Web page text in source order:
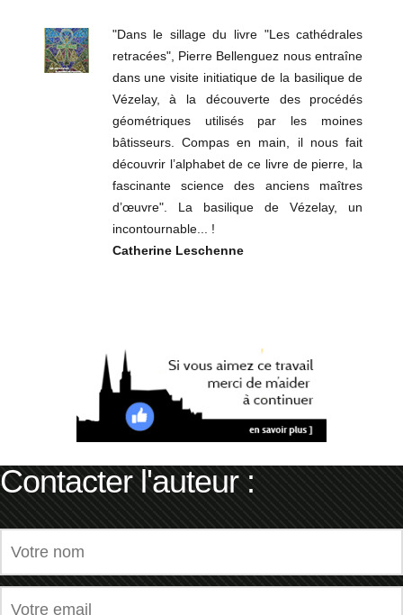
"Dans le sillage du livre "Les cathédrales
retracées", Pierre Bellenguez nous entraîne
dans une visite initiatique de la basilique de
Vézelay, à la découverte des procédés
géométriques utilisés par les moines
bâtisseurs. Compas en main, il nous fait
découvrir l’alphabet de ce livre de pierre, la
fascinante science des anciens maîtres
d’œuvre". La basilique de Vézelay, un
incontournable... !
Catherine Leschenne
Contacter l'auteur :